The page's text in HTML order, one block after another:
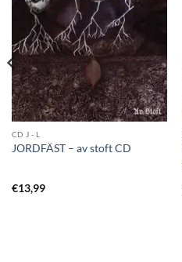
CD J - L
JORDFÄST – av stoft CD
€13,99